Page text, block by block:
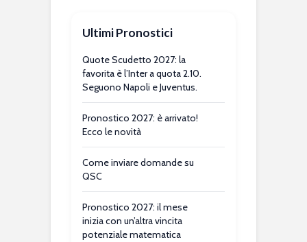
Ultimi Pronostici
Quote Scudetto 2027: la
favorita è l’Inter a quota 2.10.
Seguono Napoli e Juventus.
Pronostico 2027: è arrivato!
Ecco le novità
Come inviare domande su
QSC
Pronostico 2027: il mese
inizia con un’altra vincita
potenziale matematica